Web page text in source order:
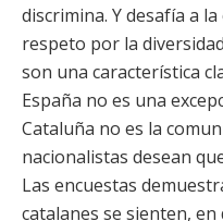
discrimina. Y desafía a
respeto por la
son una característica
España no es una
Cataluña no es la
nacionalistas desean
Las encuestas
catalanes se sienten,